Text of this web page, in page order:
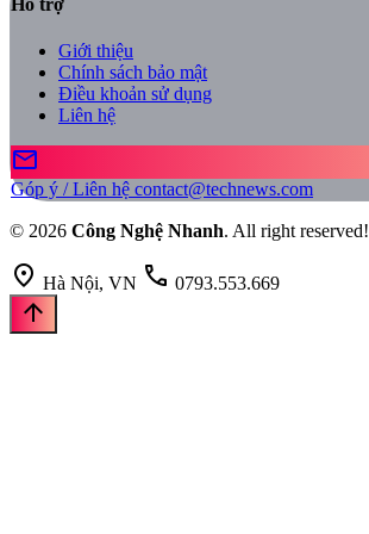
Giới thiệu
Chính sách bảo mật
Điều khoản sử dụng
Liên hệ
mail
Góp ý / Liên hệ contact@technews.com
© 2026 Công Nghệ Nhanh. All right reserved!
location_on Hà Nội, VN call 0793.553.669
arrow_upward